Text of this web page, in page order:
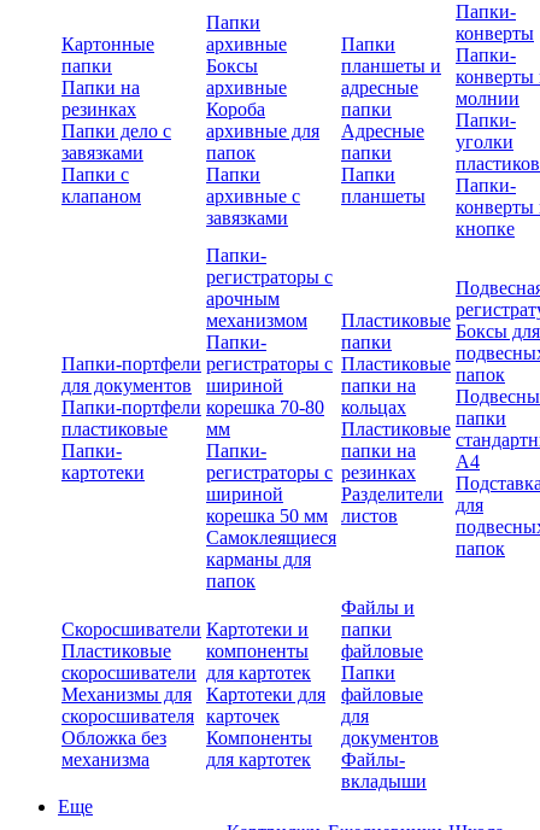
Картонные
папки
Папки на
резинках
Папки дело с
завязками
Папки с
клапаном
Папки
архивные
Боксы
архивные
Короба
архивные для
папок
Папки
архивные с
завязками
Папки
планшеты и
адресные
папки
Адресные
папки
Папки
планшеты
Папки-
конверты
Папки-
конверты
молнии
Папки-
уголки
Папки-
конверты
кнопке
Папки-портфели
для документов
Папки-портфели
пластиковые
Папки-
картотеки
Папки-
регистраторы с
арочным
механизмом
Папки-
регистраторы с
шириной
корешка 70-80
мм
Папки-
регистраторы с
шириной
корешка 50 мм
Самоклеящиеся
карманы для
папок
Пластиковые
папки
Пластиковые
папки на
кольцах
Пластиковые
папки на
резинках
Разделители
листов
Боксы для
папок
папки
А4
для
папок
Скоросшиватели
Пластиковые
скоросшиватели
Механизмы для
скоросшивателя
Обложка без
механизма
Картотеки и
компоненты
для картотек
Картотеки для
карточек
Компоненты
для картотек
Файлы и
папки
файловые
Папки
файловые
для
документов
Файлы-
вкладыши
Еще